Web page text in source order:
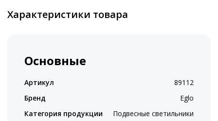
Характеристики товара
Основные
Артикул
89112
Бренд
Eglo
Категория продукции
Подвесные светильники